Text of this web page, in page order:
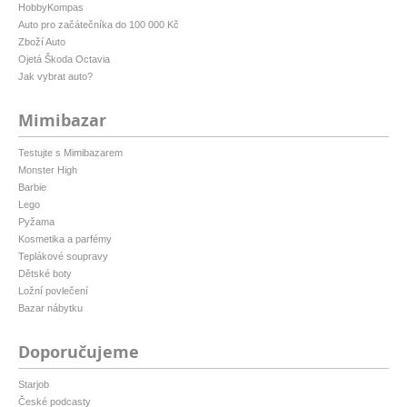
HobbyKompas
Auto pro začátečníka do 100 000 Kč
Zboží Auto
Ojetá Škoda Octavia
Jak vybrat auto?
Mimibazar
Testujte s Mimibazarem
Monster High
Barbie
Lego
Pyžama
Kosmetika a parfémy
Teplákové soupravy
Dětské boty
Ložní povlečení
Bazar nábytku
Doporučujeme
Starjob
České podcasty